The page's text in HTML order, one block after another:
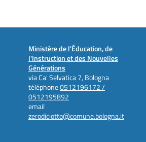
Ministère de l'Éducation, de
l'Instruction et des Nouvelles
Générations
via Ca' Selvatica 7, Bologna
téléphone0512196172 /
0512195892
email
zerodiciotto@comune.bologna.it